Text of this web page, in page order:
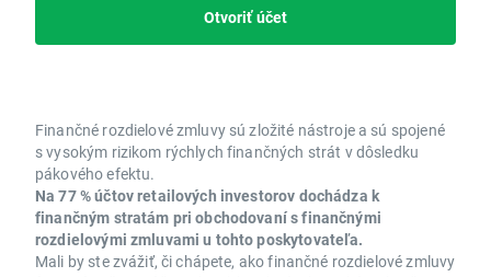
Otvoriť účet
Finančné rozdielové zmluvy sú zložité nástroje a sú spojené
s vysokým rizikom rýchlych finančných strát v dôsledku
pákového efektu.
Na 77 % účtov retailových investorov dochádza k
finančným stratám pri obchodovaní s finančnými
rozdielovými zmluvami u tohto poskytovateľa.
Mali by ste zvážiť, či chápete, ako finančné rozdielové zmluvy